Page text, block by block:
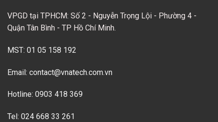
VPGD tại TPHCM: Số 2 - Nguyễn Trọng Lội - Phường 4 -
Quận Tân Bình - TP Hồ Chí Minh.
MST: 01 05 158 192
Email: contact@vnatech.com.vn
Hotline: 0903 418 369
Tel: 024 668 33 261